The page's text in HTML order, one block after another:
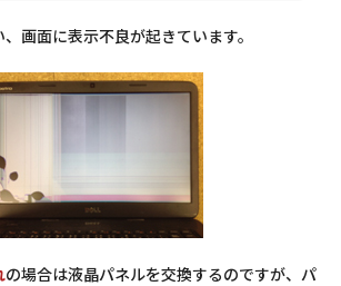
画面に表示不良が起きています。
の場合は液晶パネルを交換するのですが、パ